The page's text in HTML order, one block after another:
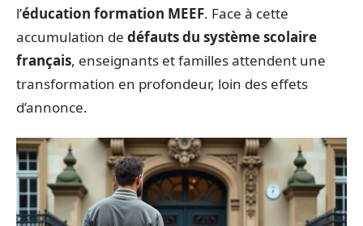
l’éducation formation MEEF. Face à cette
accumulation de défauts du système scolaire
français, enseignants et familles attendent une
transformation en profondeur, loin des effets
d’annonce.